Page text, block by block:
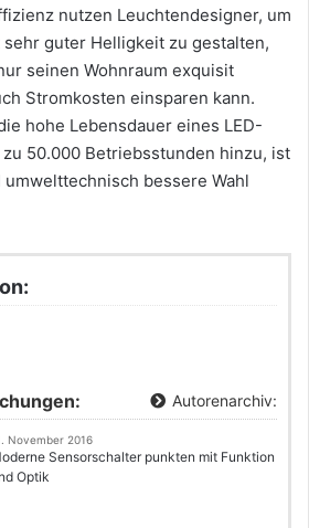
nutzen Leuchtendesigner, um
guter Helligkeit zu gestalten,
seinen Wohnraum exquisit
Stromkosten einsparen kann.
hohe Lebensdauer eines LED-
50.000 Betriebsstunden hinzu, ist
bessere Wahl
Autorenarchiv:
November 2016
Sensorschalter punkten mit Funktion
Optik